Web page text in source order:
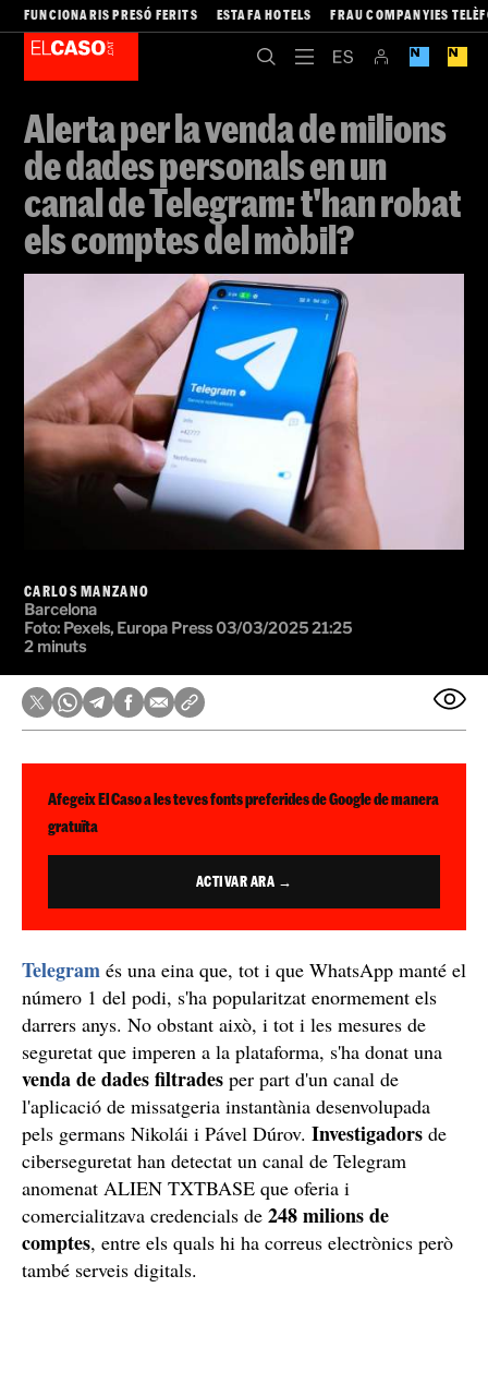
FUNCIONARIS PRESÓ FERITS ESTAFA HOTELS FRAU COMPANYIES
Alerta per la venda de milions
de dades personals en un
canal de Telegram: t'han robat
els comptes del mòbil?
CARLOS MANZANO
Barcelona
Foto: Pexels, Europa Press03/03/2025 21:25
2 minuts
Afegeix El Caso a les teves fonts preferides de Google de manera
gratuïta
ACTIVAR ARA →
Telegram és una eina que, tot i que WhatsApp manté el
número 1 del podi, s'ha popularitzat enormement els
darrers anys. No obstant això, i tot i les mesures de
seguretat que imperen a la plataforma, s'ha donat una
venda de dades filtrades per part d'un canal de
l'aplicació de missatgeria instantània desenvolupada
pels germans Nikolái i Pável Dúrov. Investigadors de
ciberseguretat han detectat un canal de Telegram
anomenat ALIEN TXTBASE que oferia i
comercialitzava credencials de 248 milions de
comptes, entre els quals hi ha correus electrònics però
també serveis digitals.